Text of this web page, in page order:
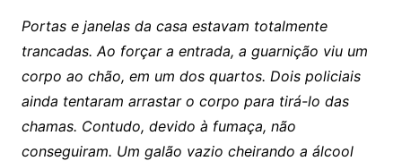
Portas e janelas da casa estavam totalmente
trancadas. Ao forçar a entrada, a guarnição viu um
corpo ao chão, em um dos quartos. Dois policiais
ainda tentaram arrastar o corpo para tirá-lo das
chamas. Contudo, devido à fumaça, não
conseguiram. Um galão vazio cheirando a álcool